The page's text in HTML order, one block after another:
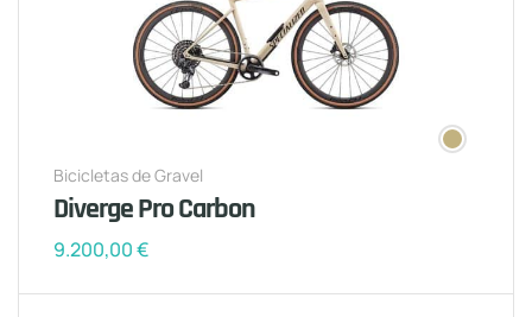
Bicicletas de Gravel
Diverge Pro Carbon
9.200,00€